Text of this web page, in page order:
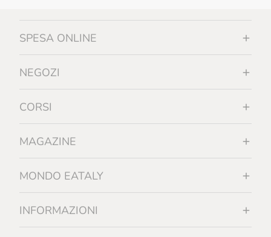
Fattoi
Fattoria Di Bacchereto
Favaro
Felluga
Felsina
Feudi Di San Gregorio
Filippo Grasso
SPESA ONLINE
NEGOZI
CORSI
MAGAZINE
MONDO EATALY
INFORMAZIONI